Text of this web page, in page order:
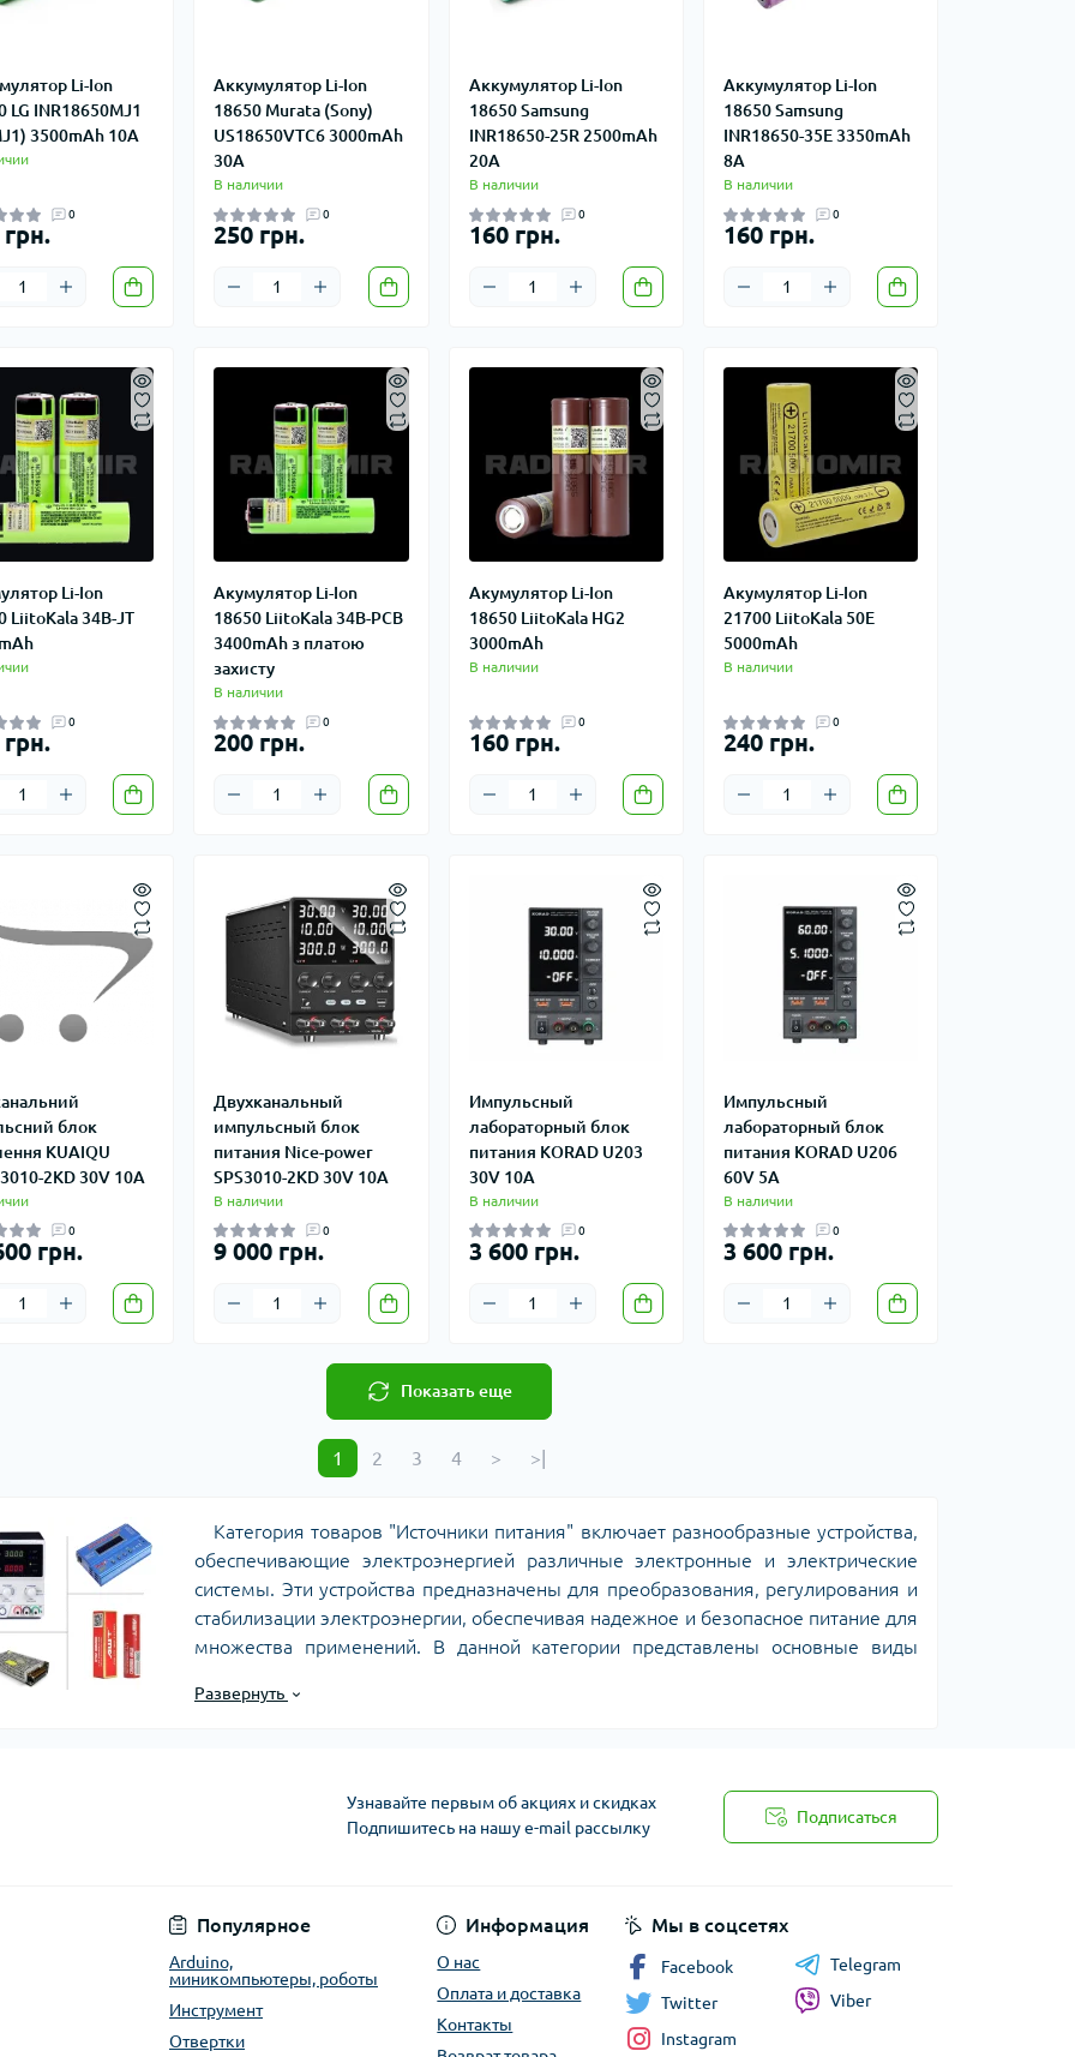
Li-Ion
LG INR18650MJ1
3500mAh 10A
0
Аккумулятор Li-Ion
18650 Murata (Sony)
US18650VTC6 3000mAh
30A
В наличии
0
250 грн.
Аккумулятор Li-Ion
18650 Samsung
INR18650-25R 2500mAh
20A
В наличии
0
160 грн.
Аккумулятор Li-Ion
18650 Samsung
INR18650-35E 3350mAh
8A
В наличии
0
160 грн.
Li-Ion
LiitoKala 34B-JT
0
Акумулятор Li-Ion
18650 LiitoKala 34B-PCB
3400mAh з платою
захисту
В наличии
0
200 грн.
Акумулятор Li-Ion
18650 LiitoKala HG2
3000mAh
В наличии
0
160 грн.
Акумулятор Li-Ion
21700 LiitoKala 50E
5000mAh
В наличии
0
240 грн.
блок
KUAIQU
2KD 30V 10A
0
грн.
Двухканальный
импульсный блок
питания Nice-power
SPS3010-2KD 30V 10A
В наличии
0
9 000 грн.
Импульсный
лабораторный блок
питания KORAD U203
30V 10A
В наличии
0
3 600 грн.
Импульсный
лабораторный блок
питания KORAD U206
60V 5A
В наличии
0
3 600 грн.
Показать еще
1 2 3 4 > >|
Категория товаров "Источники питания" включает разнообразные устройства,
обеспечивающие электроэнергией различные электронные и электрические
системы. Эти устройства предназначены для преобразования, регулирования и
стабилизации электроэнергии, обеспечивая надежное и безопасное питание для
множества применений. В данной категории представлены основные виды
- Лабораторные источники питания;
Развернуть
Узнавайте первым об акциях и скидках
Подпишитесь на нашу e-mail рассылку
Подписаться
Популярное
Arduino,
миникомпьютеры, роботы
Инструмент
Отвертки
Информация
О нас
Оплата и доставка
Контакты
Мы в соцсетях
Facebook
Twitter
Instagram
Telegram
Viber